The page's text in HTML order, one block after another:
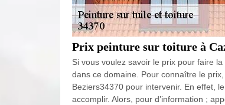
Prix peinture sur toiture à
Si vous voulez savoir le prix pour faire
dans ce domaine. Pour connaître le
Beziers34370 pour intervenir. En effet,
accomplir. Alors, pour d’information ;